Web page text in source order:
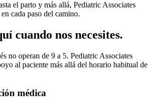
el parto y más allá, Pediatric Associates
cada paso del camino.
cuando nos necesites.
no operan de 9 a 5. Pediatric Associates
al paciente más allá del horario habitual de
médica